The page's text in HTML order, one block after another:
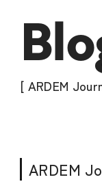
[ ARDEM
ARDEM